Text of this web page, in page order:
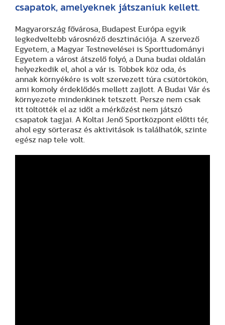
csapatok, amelyeknek játszaniuk kellett.
Magyarország fővárosa, Budapest Európa egyik
legkedveltebb városnéző desztinációja. A szervező
Egyetem, a Magyar Testnevelései is Sporttudományi
Egyetem a várost átszelő folyó, a Duna budai oldalán
helyezkedik el, ahol a vár is. Többek köz oda, és
annak környékére is volt szervezett túra csütörtökön,
ami komoly érdeklődés mellett zajlott. A Budai Vár és
környezete mindenkinek tetszett. Persze nem csak
itt töltötték el az időt a mérkőzést nem játszó
csapatok tagjai. A Koltai Jenő Sportközpont előtti tér,
ahol egy sörterasz és aktivitások is találhatók, szinte
egész nap tele volt.